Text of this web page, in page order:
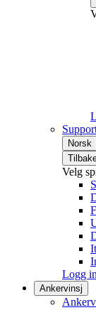
Norsk
Velg
Logg
Ankervinsj